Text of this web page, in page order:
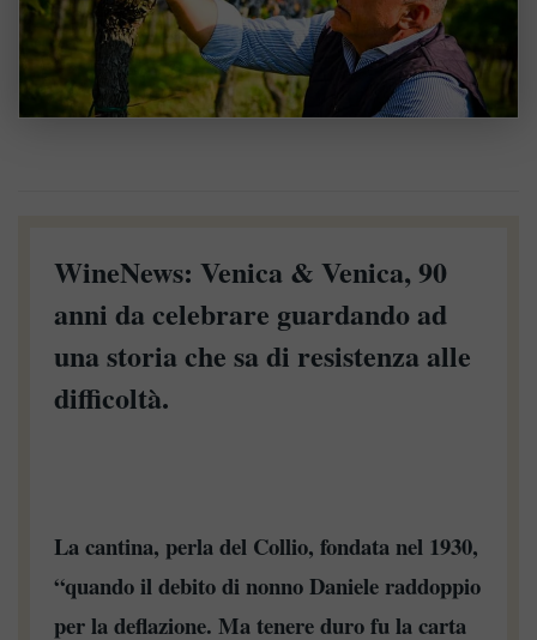
WineNews: Venica & Venica, 90
anni da celebrare guardando ad
una storia che sa di resistenza alle
difficoltà.
La cantina, perla del Collio, fondata nel 1930,
“quando il debito di nonno Daniele raddoppio
per la deflazione. Ma tenere duro fu la carta